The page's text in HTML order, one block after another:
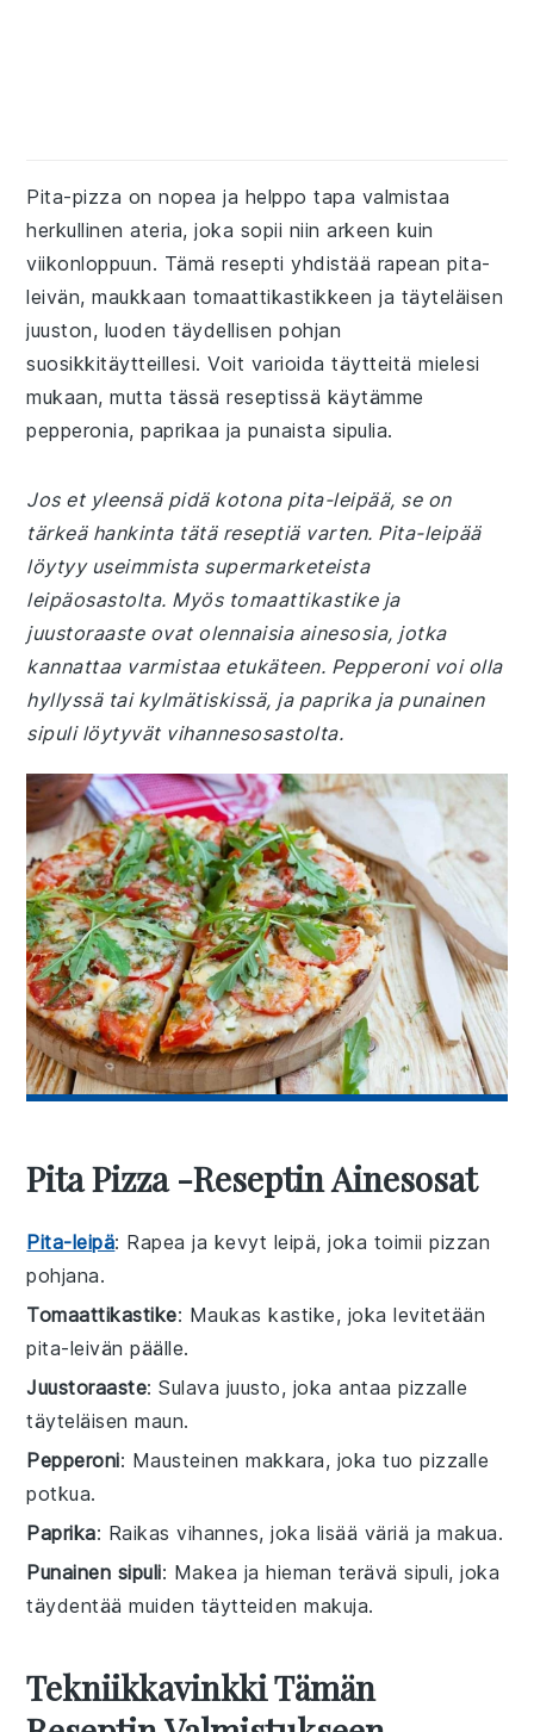
Pita-pizza on nopea ja helppo tapa valmistaa
herkullinen ateria, joka sopii niin arkeen kuin
viikonloppuun. Tämä resepti yhdistää rapean pita-
leivän, maukkaan tomaattikastikkeen ja täyteläisen
juuston, luoden täydellisen pohjan
suosikkitäytteillesi. Voit varioida täytteitä mielesi
mukaan, mutta tässä reseptissä käytämme
pepperonia, paprikaa ja punaista sipulia.
Jos et yleensä pidä kotona pita-leipää, se on
tärkeä hankinta tätä reseptiä varten. Pita-leipää
löytyy useimmista supermarketeista
leipäosastolta. Myös tomaattikastike ja
juustoraaste ovat olennaisia ainesosia, jotka
kannattaa varmistaa etukäteen. Pepperoni voi olla
hyllyssä tai kylmätiskissä, ja paprika ja punainen
sipuli löytyvät vihannesosastolta.
Pita Pizza -reseptin Ainesosat
Pita-leipä: Rapea ja kevyt leipä, joka toimii pizzan
pohjana.
Tomaattikastike: Maukas kastike, joka levitetään
pita-leivän päälle.
Juustoraaste: Sulava juusto, joka antaa pizzalle
täyteläisen maun.
Pepperoni: Mausteinen makkara, joka tuo pizzalle
potkua.
Paprika: Raikas vihannes, joka lisää väriä ja makua.
Punainen sipuli: Makea ja hieman terävä sipuli, joka
täydentää muiden täytteiden makuja.
Tekniikkavinkki Tämän